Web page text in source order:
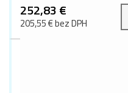
252,83 €
205,55 € bez DPH